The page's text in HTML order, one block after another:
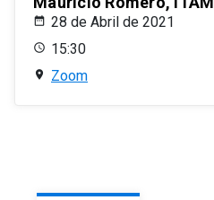
28 de Abril de 2021
15:30
Zoom